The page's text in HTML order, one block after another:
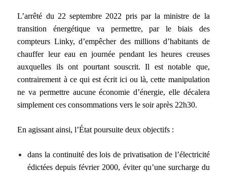
L’arrêté du 22 septembre 2022 pris par la ministre de la
transition énergétique va permettre, par le biais des
compteurs Linky, d’empêcher des millions d’habitants de
chauffer leur eau en journée pendant les heures creuses
auxquelles ils ont pourtant souscrit. Il est notable que,
contrairement à ce qui est écrit ici ou là, cette manipulation
ne va permettre aucune économie d’énergie, elle décalera
simplement ces consommations vers le soir après 22h30.
En agissant ainsi, l’État poursuite deux objectifs :
dans la continuité des lois de privatisation de l’électricité
édictées depuis février 2000, éviter qu’une surcharge du